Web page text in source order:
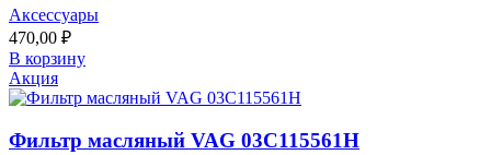
Аксессуары
470,00 ₽
В корзину
Акция
Фильтр масляный VAG 03C115561H